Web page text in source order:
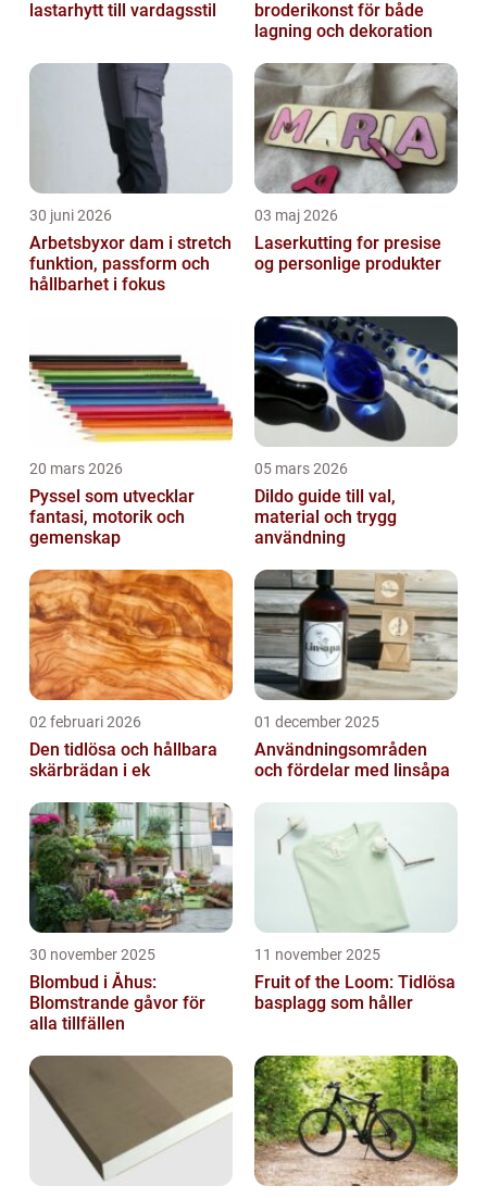
lastarhytt till vardagsstil
broderikonst för både
lagning och dekoration
30 juni 2026
Arbetsbyxor dam i stretch
funktion, passform och
hållbarhet i fokus
03 maj 2026
Laserkutting for presise
og personlige produkter
20 mars 2026
Pyssel som utvecklar
fantasi, motorik och
gemenskap
05 mars 2026
Dildo guide till val,
material och trygg
användning
02 februari 2026
Den tidlösa och hållbara
skärbrädan i ek
01 december 2025
Användningsområden
och fördelar med linsåpa
30 november 2025
Blombud i Åhus:
Blomstrande gåvor för
alla tillfällen
11 november 2025
Fruit of the Loom: Tidlösa
basplagg som håller